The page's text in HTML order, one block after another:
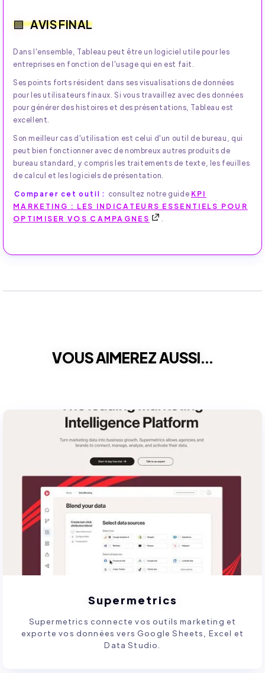
AVIS FINAL
Dans l'ensemble, Tableau peut être un logiciel utile pour les
entreprises en fonction de l'usage qui en est fait.
Ses points forts résident dans ses visualisations de données
pour les utilisateurs finaux. Si vous travaillez avec des données
pour générer des histoires et des présentations, Tableau est
excellent.
Son meilleur cas d'utilisation est celui d'un outil de bureau, qui
peut bien fonctionner avec de nombreux autres produits de
bureau standard, y compris les traitements de texte, les feuilles
de calcul et les logiciels de présentation.
Comparer cet outil : consultez notre guide KPI
MARKETING : LES INDICATEURS ESSENTIELS POUR
OPTIMISER VOS CAMPAGNES
.
VOUS AIMEREZ AUSSI...
Supermetrics
Supermetrics connecte vos outils marketing et
exporte vos données vers Google Sheets, Excel et
Data Studio.